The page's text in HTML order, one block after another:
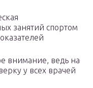
занятий спортом
внимание, ведь на
у всех врачей